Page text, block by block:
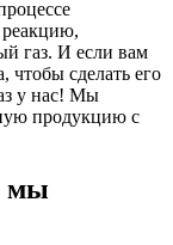
газ. И если вам
чтобы сделать его
у нас! Мы
продукцию с
мы